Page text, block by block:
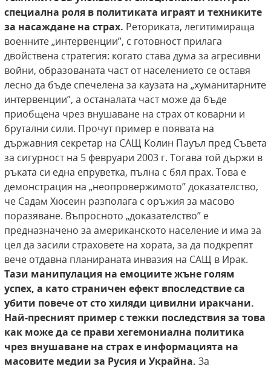
специална роля в политиката играят и техниките
за насаждане на страх. Реториката, легитимираща
военните „интервенции”, с готовност прилага
двойствена стратегия: когато става дума за агресивни
войни, образованата част от населението се оставя
лесно да бъде спечелена за каузата на „хуманитарните
интервенции”, а останалата част може да бъде
приобщена чрез внушаване на страх от коварни и
брутални сили. Прочут пример е появата на
държавния секретар на САЩ Колин Пауъл пред Съвета
за сигурност на 5 февруари 2003 г. Тогава той държи в
ръката си една епруветка, пълна с бял прах. Това е
демонстрация на „неопровержимото” доказателство,
че Садам Хюсеин разполага с оръжия за масово
поразяване. Въпросното „доказателство” е
предназначено за американското население и има за
цел да засили страховете на хората, за да подкрепят
вече отдавна планираната инвазия на САЩ в Ирак.
Тази манипулация на емоциитежъне голям
успех, а като страничен ефект впоследствие са
убити повече от сто хиляди цивилни иракчани.
Най-пресният примерс тежки последствия за това
как може да се прави хегемониална политика
чрез внушаване на страх е информацията на
масовите медии за Русия и Украйна. За